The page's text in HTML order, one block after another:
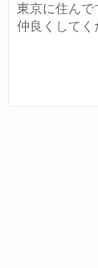
東京に住んで
仲良くしてく